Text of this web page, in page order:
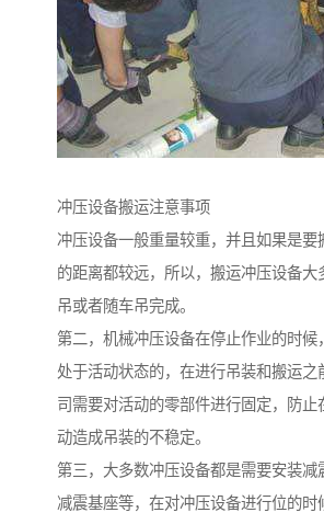
冲压设备搬运注意事项
冲压设备一般重量较重，并且如果是要
的距离都较远，所以，搬运冲压设备大
吊或者随车吊完成。
第二，机械冲压设备在停止作业的时候
处于活动状态的，在进行吊装和搬运之
司需要对活动的零部件进行固定，防止
动造成吊装的不稳定。
第三，大多数冲压设备都是需要安装减
减震基座等，在对冲压设备进行位的时